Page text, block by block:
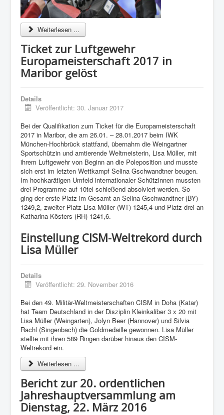
Weiterlesen ...
Ticket zur Luftgewehr
Europameisterschaft 2017 in
Maribor gelöst
Details
Veröffentlicht: 30. Januar 2017
Bei der Qualifikation zum Ticket für die Europameisterschaft
2017 in Maribor, die am 26.01. – 28.01.2017 beim IWK
München-Hochbrück stattfand, übernahm die Weingartner
Sportschützin und amtierende Weltmeisterin, Lisa Müller, mit
ihrem Luftgewehr von Beginn an die Poleposition und musste
sich erst im letzten Wettkampf Selina Gschwandtner beugen.
Im hochkarätigen Umfeld internationaler Schützinnen mussten
drei Programme auf 10tel schießend absolviert werden. So
ging der erste Platz im Gesamt an Selina Gschwandtner (BY)
1249,2, zweiter Platz Lisa Müller (WT) 1245,4 und Platz drei an
Katharina Kösters (RH) 1241,6.
Einstellung CISM-Weltrekord durch
Lisa Müller
Details
Veröffentlicht: 29. November 2016
Bei den 49. Militär-Weltmeisterschaften CISM in Doha (Katar)
hat Team Deutschland in der Disziplin Kleinkaliber 3 x 20 mit
Lisa Müller (Weingarten), Jolyn Beer (Hannover) und Silvia
Rachl (Singenbach) die Goldmedaille gewonnen. Lisa Müller
stellte mit ihren 589 Ringen darüber hinaus den CISM-
Weltrekord ein.
Weiterlesen ...
Bericht zur 20. ordentlichen
Jahreshauptversammlung am
Dienstag, 22. März 2016